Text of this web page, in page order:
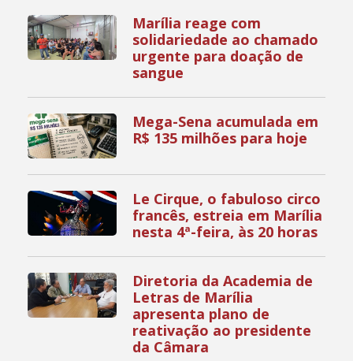
Marília reage com
solidariedade ao chamado
urgente para doação de
sangue
Mega-Sena acumulada em
R$ 135 milhões para hoje
Le Cirque, o fabuloso circo
francês, estreia em Marília
nesta 4ª-feira, às 20 horas
Diretoria da Academia de
Letras de Marília
apresenta plano de
reativação ao presidente
da Câmara